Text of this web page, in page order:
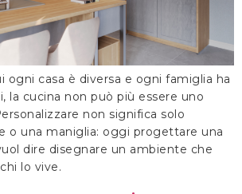
ogni casa è diversa e ogni famiglia ha
la cucina non può più essere uno
non significa solo
o una maniglia: oggi progettare una
dire disegnare un ambiente che
lo vive.